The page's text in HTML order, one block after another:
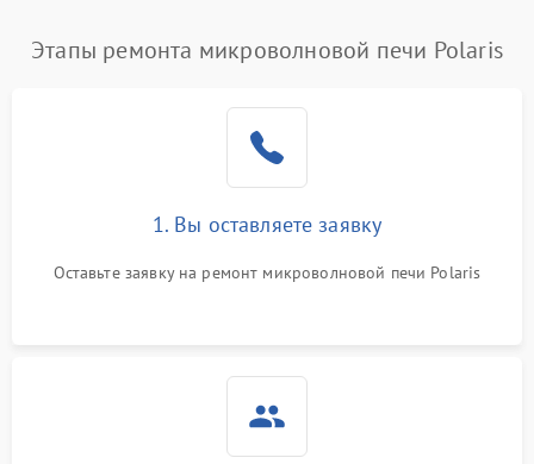
Подробнее →
2200 ₽
Не работают сенсорные
1000 ₽
Этапы ремонта микроволновой печи Polaris
1. Вы оставляете заявку
Оставьте заявку на ремонт микроволновой печи Polaris